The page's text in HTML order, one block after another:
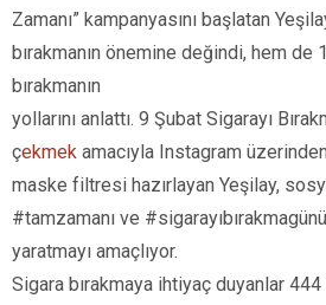
Zamanı” kampanyasını başlatan
bırakmanın önemine değindi, hem de
bırakmanın
yollarını anlattı. 9 Şubat Sigarayı
çekmek amacıyla Instagram üzerinden
maske filtresi hazırlayan Yeşilay,
#tamzamanı ve
yaratmayı amaçlıyor.
Sigara bırakmaya ihtiyaç duyanlar